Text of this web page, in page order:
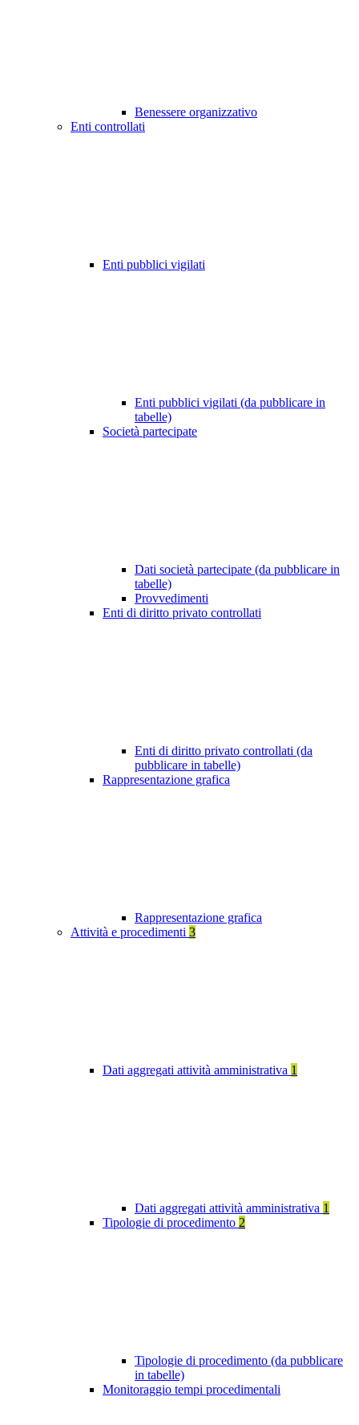
Benessere organizzativo
Enti controllati
Enti pubblici vigilati
Enti pubblici vigilati (da pubblicare in
tabelle)
Società partecipate
Dati società partecipate (da pubblicare in
tabelle)
Provvedimenti
Enti di diritto privato controllati
Enti di diritto privato controllati (da
pubblicare in tabelle)
Rappresentazione grafica
Rappresentazione grafica
Attività e procedimenti 3
Dati aggregati attività amministrativa 1
Dati aggregati attività amministrativa 1
Tipologie di procedimento 2
Tipologie di procedimento (da pubblicare
in tabelle)
Monitoraggio tempi procedimentali